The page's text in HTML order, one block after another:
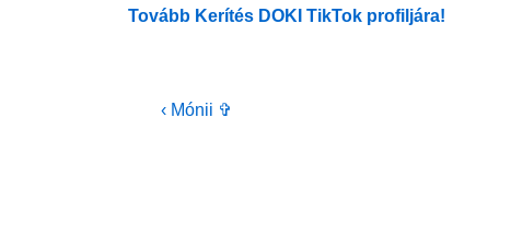
Tovább Kerítés DOKI TikTok profiljára!
Bejegyzés
Previous
‹ Mónii ✞